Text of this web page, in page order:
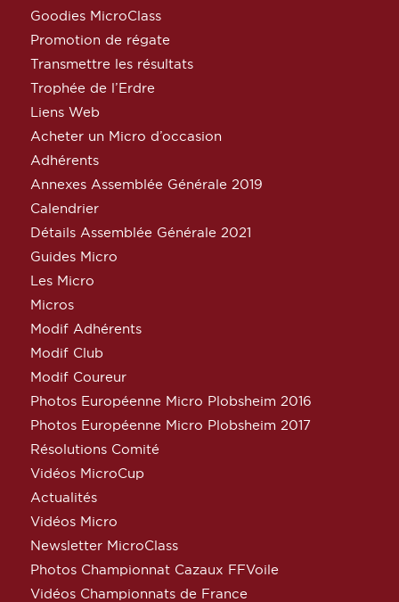
Goodies MicroClass
Promotion de régate
Transmettre les résultats
Trophée de l’Erdre
Liens Web
Acheter un Micro d’occasion
Adhérents
Annexes Assemblée Générale 2019
Calendrier
Détails Assemblée Générale 2021
Guides Micro
Les Micro
Micros
Modif Adhérents
Modif Club
Modif Coureur
Photos Européenne Micro Plobsheim 2016
Photos Européenne Micro Plobsheim 2017
Résolutions Comité
Vidéos MicroCup
Actualités
Vidéos Micro
Newsletter MicroClass
Photos Championnat Cazaux FFVoile
Vidéos Championnats de France